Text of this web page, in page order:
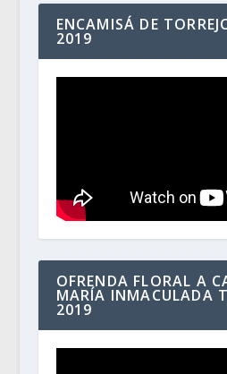
ENCAMISÁ DE
2019
OFRENDA FLORAL A
MARÍA INMACULADA
2019